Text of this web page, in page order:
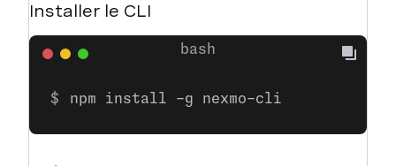
Installer le CLI
npm install -g nexmo-cli